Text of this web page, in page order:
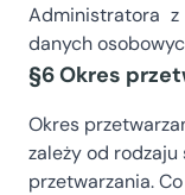
Administratora
danych
§6 Okres
Okres
zależy od rodzaju
przetwarzania.